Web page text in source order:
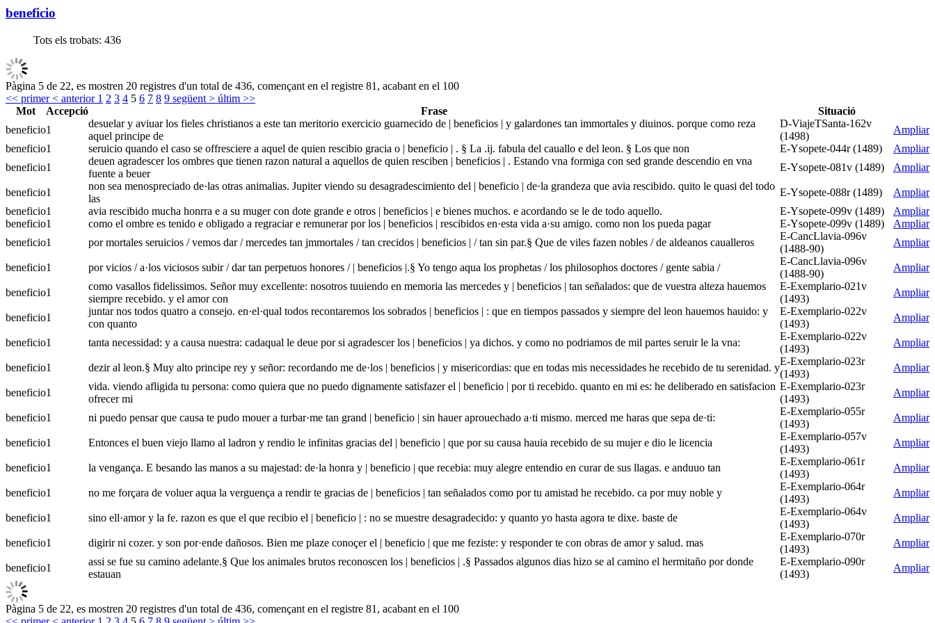
beneficio
Tots els trobats: 436
Pàgina 5 de 22, es mostren 20 registres d'un total de 436, començant en el registre 81, acabant en el 100
<< primer< anterior 1 2 3 4 5 6 7 8 9 següent > últim >>
Mot
Accepció Frase
Situació
beneficio1
desuelar y aviuar los fieles christianos a este tan meritorio exercicio guarnecido de | beneficios | y galardones tan immortales y diuinos. porque como reza
aquel principe de
D-ViajeTSanta-162v
(1498)
Ampliar
beneficio1 seruicio quando el caso se offresciere a aquel de quien rescibio gracia o | beneficio | . § La .ij. fabula del cauallo e del leon. § Los que non E-Ysopete-044r (1489)
Ampliar
beneficio1
deuen agradescer los ombres que tienen razon natural a aquellos de quien resciben | beneficios | . Estando vna formiga con sed grande descendio en vna
fuente a beuer
E-Ysopete-081v (1489) Ampliar
beneficio1
non sea menospreciado de·las otras animalias. Jupiter viendo su desagradescimiento del | beneficio | de·la grandeza que avia rescibido. quito le quasi del todo
las
E-Ysopete-088r (1489)
Ampliar
beneficio1 avia rescibido mucha honrra e a su muger con dote grande e otros | beneficios | e bienes muchos. e acordando se le de todo aquello. E-Ysopete-099v (1489)
Ampliar
beneficio1 como el ombre es tenido e obligado a regraciar e remunerar por los | beneficios | rescibidos en·esta vida a·su amigo. como non los pueda pagar E-Ysopete-099v (1489)
Ampliar
beneficio1 por mortales seruicios / vemos dar / mercedes tan jmmortales / tan crecidos | beneficios | / tan sin par.§ Que de viles fazen nobles / de aldeanos caualleros
E-CancLlavia-096v
(1488-90)
Ampliar
beneficio1 por vicios / a·los viciosos subir / dar tan perpetuos honores / | beneficios |.§ Yo tengo aqua los prophetas / los philosophos doctores / gente sabia /
E-CancLlavia-096v
(1488-90)
Ampliar
beneficio1
como vasallos fidelissimos. Señor muy excellente: nosotros tuuiendo en memoria las mercedes y | beneficios | tan señalados: que de vuestra alteza hauemos
siempre recebido. y el amor con
E-Exemplario-021v
(1493)
Ampliar
beneficio1
juntar nos todos quatro a consejo. en·el·qual todos recontaremos los sobrados | beneficios | : que en tiempos passados y siempre del leon hauemos hauido: y
con quanto
E-Exemplario-022v
(1493)
Ampliar
beneficio1 tanta necessidad: y a causa nuestra: cadaqual le deue por si agradescer los | beneficios | ya dichos. y como no podriamos de mil partes seruir le la vna:
E-Exemplario-022v
(1493)
Ampliar
beneficio1 dezir al leon.§ Muy alto principe rey y señor: recordando me de·los | beneficios | y misericordias: que en todas mis necessidades he recebido de tu serenidad. y
E-Exemplario-023r
(1493)
Ampliar
beneficio1
vida. viendo afligida tu persona: como quiera que no puedo dignamente satisfazer el | beneficio | por ti recebido. quanto en mi es: he deliberado en satisfacion
ofrecer mi
E-Exemplario-023r
(1493)
Ampliar
beneficio1 ni puedo pensar que causa te pudo mouer a turbar·me tan grand | beneficio | sin hauer aprouechado a·ti mismo. merced me haras que sepa de·ti:
E-Exemplario-055r
(1493)
Ampliar
beneficio1 Entonces el buen viejo llamo al ladron y rendio le infinitas gracias del | beneficio | que por su causa hauia recebido de su mujer e dio le licencia
E-Exemplario-057v
(1493)
Ampliar
beneficio1 la vengança. E besando las manos a su majestad: de·la honra y | beneficio | que recebia: muy alegre entendio en curar de sus llagas. e anduuo tan
E-Exemplario-061r
(1493)
Ampliar
beneficio1 no me forçara de voluer aqua la verguença a rendir te gracias de | beneficios | tan señalados como por tu amistad he recebido. ca por muy noble y
E-Exemplario-064r
(1493)
Ampliar
beneficio1 sino ell·amor y la fe. razon es que el que recibio el | beneficio | : no se muestre desagradecido: y quanto yo hasta agora te dixe. baste de
E-Exemplario-064v
(1493)
Ampliar
beneficio1 digirir ni cozer. y son por·ende dañosos. Bien me plaze conoçer el | beneficio | que me feziste: y responder te con obras de amor y salud. mas
E-Exemplario-070r
(1493)
Ampliar
beneficio1
assi se fue su camino adelante.§ Que los animales brutos reconoscen los | beneficios | .§ Passados algunos dias hizo se al camino el hermitaño por donde
estauan
E-Exemplario-090r
(1493)
Ampliar
Pàgina 5 de 22, es mostren 20 registres d'un total de 436, començant en el registre 81, acabant en el 100